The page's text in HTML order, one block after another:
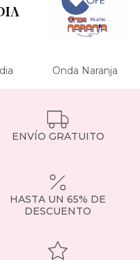
Onda Naranja
ENVÍO GRATUITO
HASTA UN 65% DE
DESCUENTO